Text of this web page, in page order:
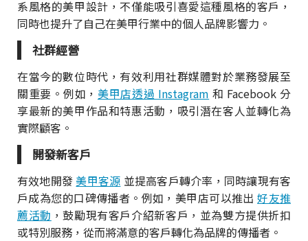
系風格的美甲設計，不僅能吸引喜愛這種風格的客戶，
同時也提升了自己在美甲行業中的個人品牌影響力。
社群經營
在當今的數位時代，有效利用社群媒體對於業務發展至
關重要。例如， 美甲店透過 Instagram 和 Facebook 分
享最新的美甲作品和特惠活動，吸引潛在客人並轉化為
實際顧客。
開發新客戶
有效地開發 美甲客源 並提高客戶轉介率，同時讓現有客
戶成為您的口碑傳播者。例如，美甲店可以推出好友推
薦活動 ，鼓勵現有客戶介紹新客戶，並為雙方提供折扣
或特別服務，從而將滿意的客戶轉化為品牌的傳播者。